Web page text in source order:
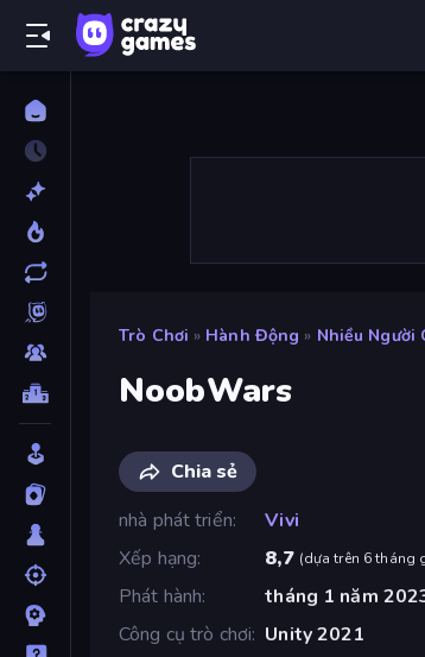
Trò Chơi » Hành Động » Nhiều Người
NoobWars
Chia sẻ
nhà phát triển
Vivi
Xếp hạng
8,7 (dựa trên 6 tháng
Phát hành
tháng 1 năm
Công cụ trò chơi Unity 2021